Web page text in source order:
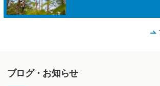
ブログ・お知らせ